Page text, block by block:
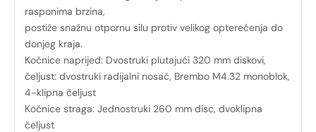
rasponima brzina,
postiže snažnu otpornu silu protiv velikog opterećenja do
donjeg kraja.
Kočnice naprijed: Dvostruki plutajući 320 mm diskovi,
čeljust: dvostruki radijalni nosač, Brembo M4.32 monoblok,
4-klipna čeljust
Kočnice straga: Jednostruki 260 mm disc, dvoklipna
čeljust